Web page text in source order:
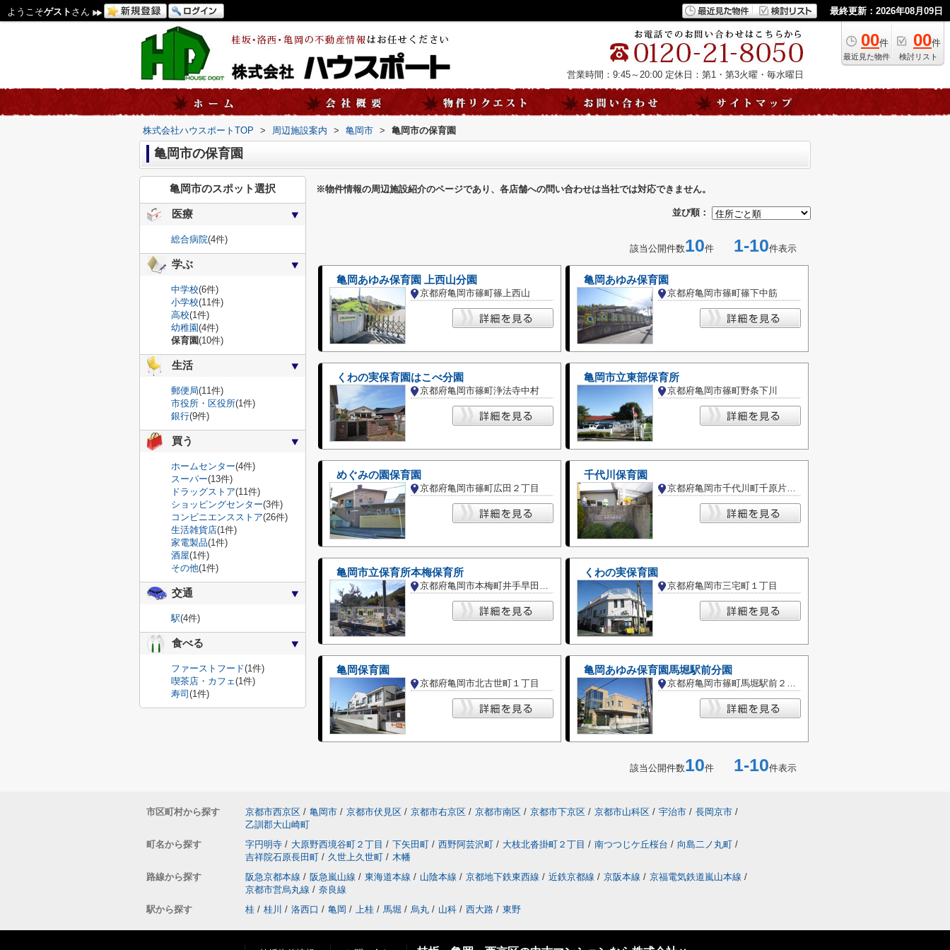
ようこそゲスト さん 最終更新：2026年08月09日
00件
最近見た物件
00件
検討リスト
営業時間：9:45～20:00 定休日：第1・第3火曜・毎水曜日
株式会社ハウスポートTOP > 周辺施設案内 > 亀岡市 > 亀岡市の保育園
亀岡市の保育園
※物件情報の周辺施設紹介のページであり、各店舗への問い合わせは当社では対応できません。
並び順：
該当公開件数10件 1-10件表示
亀岡あゆみ保育園 上西山分園
京都府亀岡市篠町篠上西山
亀岡あゆみ保育園
京都府亀岡市篠町篠下中筋
くわの実保育園はこべ分園
京都府亀岡市篠町浄法寺中村
亀岡市立東部保育所
京都府亀岡市篠町野条下川
めぐみの園保育園
京都府亀岡市篠町広田２丁目
千代川保育園
京都府亀岡市千代川町千原片ボコ
亀岡市立保育所本梅保育所
京都府亀岡市本梅町井手早田垣内
くわの実保育園
京都府亀岡市三宅町１丁目
亀岡保育園
京都府亀岡市北古世町１丁目
亀岡あゆみ保育園馬堀駅前分園
京都府亀岡市篠町馬堀駅前２丁目
該当公開件数10件 1-10件表示
亀岡市のスポット選択
医療
総合病院(4件)
学ぶ
中学校(6件)
小学校(11件)
高校(1件)
幼稚園(4件)
保育園(10件)
生活
郵便局(11件)
市役所・区役所(1件)
銀行(9件)
買う
ホームセンター(4件)
スーパー(13件)
ドラッグストア(11件)
ショッピングセンター(3件)
コンビニエンスストア(26件)
生活雑貨店(1件)
家電製品(1件)
酒屋(1件)
その他(1件)
交通
駅(4件)
食べる
ファーストフード(1件)
喫茶店・カフェ(1件)
寿司 (1件)
市区町村から探す 京都市西京区 / 亀岡市 / 京都市伏見区 / 京都市右京区 / 京都市南区 / 京都市下京区 / 京都市山科区 / 宇治市 / 長岡京市 /
乙訓郡大山崎町
町名から探す
字円明寺 / 大原野西境谷町２丁目 / 下矢田町 / 西野阿芸沢町 / 大枝北沓掛町２丁目 / 南つつじケ丘桜台 / 向島二ノ丸町 /
吉祥院石原長田町 / 久世上久世町 / 木幡
路線から探す
阪急京都本線 / 阪急嵐山線 / 東海道本線 / 山陰本線 / 京都地下鉄東西線 / 近鉄京都線 / 京阪本線 / 京福電気鉄道嵐山本線 /
京都市営烏丸線 / 奈良線
駅から探す
桂 / 桂川 / 洛西口 / 亀岡 / 上桂 / 馬堀 / 烏丸 / 山科 / 西大路 / 東野